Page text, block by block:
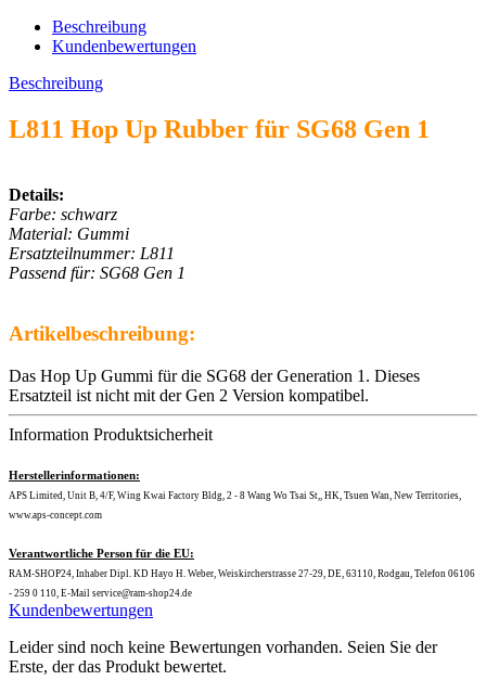
Beschreibung
Kundenbewertungen
Beschreibung
L811 Hop Up Rubber für SG68 Gen 1
Details:
Farbe: schwarz
Material: Gummi
Ersatzteilnummer: L811
Passend für: SG68 Gen 1
Artikelbeschreibung:
Das Hop Up Gummi für die SG68 der Generation 1. Dieses
Ersatzteil ist nicht mit der Gen 2 Version kompatibel.
Information Produktsicherheit
Herstellerinformationen:
APS Limited, Unit B, 4/F, Wing Kwai Factory Bldg, 2 - 8 Wang Wo Tsai St,, HK, Tsuen Wan, New Territories,
www.aps-concept.com
Verantwortliche Person für die EU:
RAM-SHOP24, Inhaber Dipl. KD Hayo H. Weber, Weiskircherstrasse 27-29, DE, 63110, Rodgau, Telefon 06106
- 259 0 110, E-Mail service@ram-shop24.de
Kundenbewertungen
Leider sind noch keine Bewertungen vorhanden. Seien Sie der
Erste, der das Produkt bewertet.